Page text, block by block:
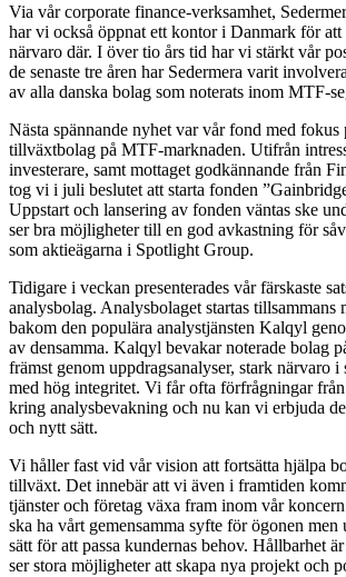
Via vår corporate finance-verksamhet,
har vi också öppnat ett kontor i Danmark för att
närvaro där. I över tio års tid har vi stärkt vår
de senaste tre åren har Sedermera varit
av alla danska bolag som noterats inom MTF-
Nästa spännande nyhet var vår fond med fokus
tillväxtbolag på MTF-marknaden. Utifrån
investerare, samt mottaget godkännande från
tog vi i juli beslutet att starta fonden
Uppstart och lansering av fonden väntas ske
ser bra möjligheter till en god avkastning för
som aktieägarna i Spotlight Group.
Tidigare i veckan presenterades vår färskaste
analysbolag. Analysbolaget startas tillsammans
bakom den populära analystjänsten Kalqyl
av densamma. Kalqyl bevakar noterade bolag
främst genom uppdragsanalyser, stark närvaro i
med hög integritet. Vi får ofta förfrågningar
kring analysbevakning och nu kan vi erbjuda
och nytt sätt.
Vi håller fast vid vår vision att fortsätta hjälpa
tillväxt. Det innebär att vi även i framtiden
tjänster och företag växa fram inom vår
ska ha vårt gemensamma syfte för ögonen men
sätt för att passa kundernas behov. Hållbarhet
ser stora möjligheter att skapa nya projekt och